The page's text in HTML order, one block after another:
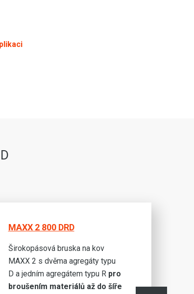
MAXX 2 800 DRD
Širokopásová bruska na kov
MAXX 2 s dvěma agregáty typu
D a jedním agregátem typu R pro
broušením materiálů až do šíře